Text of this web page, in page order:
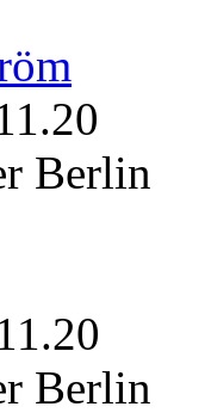
Berlin
Berlin